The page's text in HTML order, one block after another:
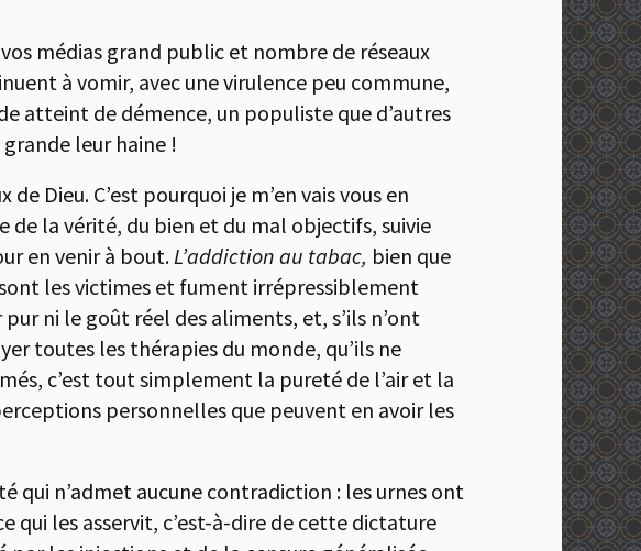
médias grand public et nombre de réseaux
à vomir, avec une virulence peu commune,
atteint de démence, un populiste que d’autres
leur haine !
Dieu. C’est pourquoi je m’en vais vous en
de la vérité, du bien et du mal objectifs, suivie
en venir à bout.L’addiction au tabac, bien que
les victimes et fument irrépressiblement
ni le goût réel des aliments, et, s’ils n’ont
toutes les thérapies du monde, qu’ils ne
c’est tout simplement la pureté de l’air et la
personnelles que peuvent en avoir les
qui n’admet aucune contradiction : les urnes ont
qui les asservit, c’est-à-dire de cette dictature